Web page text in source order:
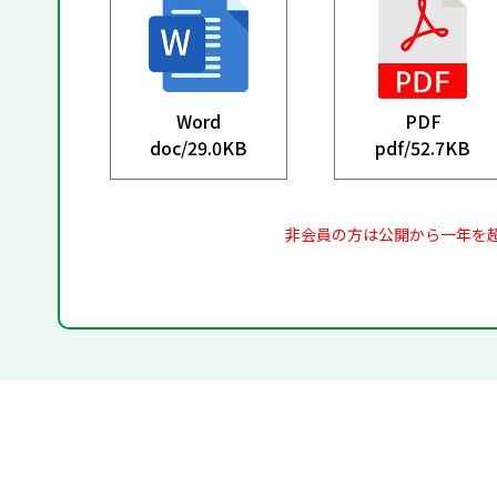
Word
doc/29.0KB
PDF
pdf/52.7KB
非会員の方は公開から一年を